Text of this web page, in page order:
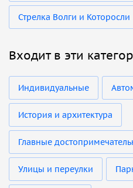
Стрелка Волги и Которосли
Входит в эти
Индивидуальные
История и архитектура
Главные
Улицы и переулки